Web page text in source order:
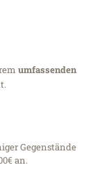
umfassenden
Gegenstände
an.